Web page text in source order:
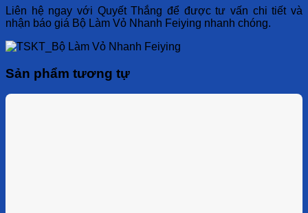
Liên hệ ngay với Quyết Thắng để được tư vấn chi tiết và
nhận báo giá Bộ Làm Vỏ Nhanh Feiying nhanh chóng.
Sản phẩm tương tự